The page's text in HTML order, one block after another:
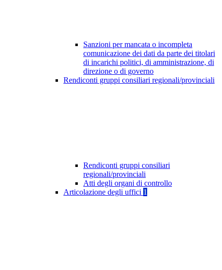
Sanzioni per mancata o incompleta
comunicazione dei dati da parte dei titolari
di incarichi politici, di amministrazione, di
direzione o di governo
Rendiconti gruppi consiliari regionali/provinciali
Rendiconti gruppi consiliari
regionali/provinciali
Atti degli organi di controllo
Articolazione degli uffici 1